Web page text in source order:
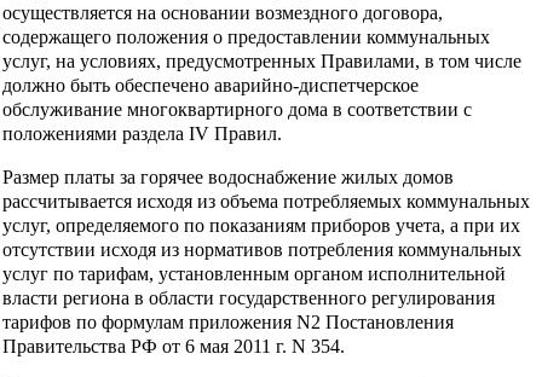
осуществляется на основании возмездного договора,
содержащего положения о предоставлении коммунальных
услуг, на условиях, предусмотренных Правилами, в том числе
должно быть обеспечено аварийно-диспетчерское
обслуживание многоквартирного дома в соответствии с
положениями раздела IV Правил.
Размер платы за горячее водоснабжение жилых домов
рассчитывается исходя из объема потребляемых коммунальных
услуг, определяемого по показаниям приборов учета, а при их
отсутствии исходя из нормативов потребления коммунальных
услуг по тарифам, установленным органом исполнительной
власти региона в области государственного регулирования
тарифов по формулам приложения N2 Постановления
Правительства РФ от 6 мая 2011 г. N 354.